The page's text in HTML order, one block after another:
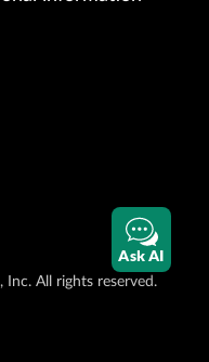
All rights reserved.
Ask AI